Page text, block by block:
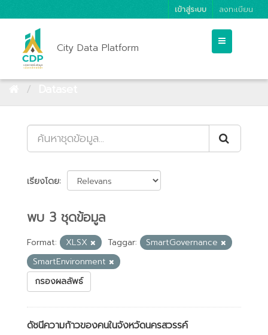
เข้าสู่ระบบ ลงทะเบียน
City Data Platform
เรียงโดย
พบ 3 ชุดข้อมูล
Format: XLSX Taggar:
SmartGovernance
SmartEnvironment
กรองผลลัพธ์
ดัชนีความก้าวของคนในจังหวัดนครสวรรค์